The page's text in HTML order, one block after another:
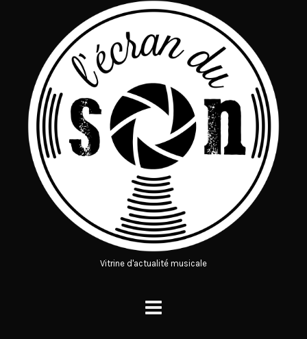
Vitrine d'actualité musicale